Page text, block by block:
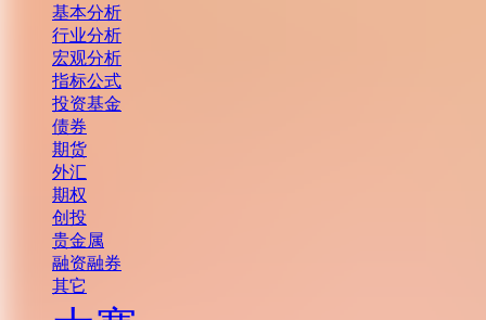
基本分析
行业分析
宏观分析
指标公式
投资基金
债券
期货
外汇
期权
创投
贵金属
融资融券
其它